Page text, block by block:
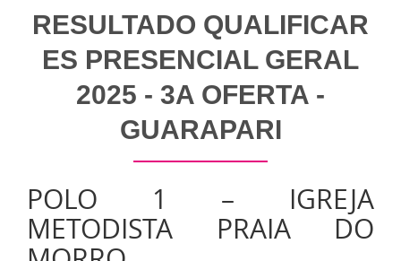
RESULTADO QUALIFICAR
ES PRESENCIAL GERAL
2025 - 3A OFERTA -
GUARAPARI
POLO 1 – IGREJA
METODISTA PRAIA DO